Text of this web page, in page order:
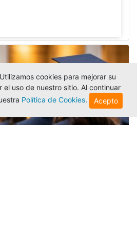
cookies para mejorar su
el uso de nuestro sitio. Al continuar
Política de Cookies. Acepto